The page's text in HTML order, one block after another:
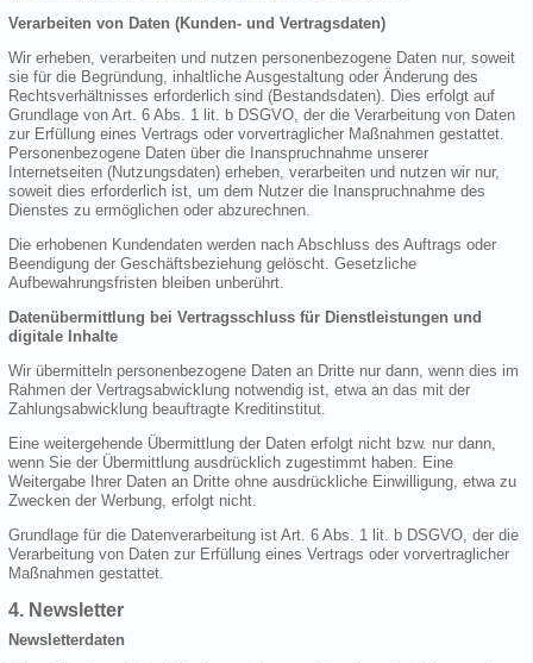
Verarbeiten von Daten (Kunden- und Vertragsdaten)
Wir erheben, verarbeiten und nutzen personenbezogene Daten nur, soweit
sie für die Begründung, inhaltliche Ausgestaltung oder Änderung des
Rechtsverhältnisses erforderlich sind (Bestandsdaten). Dies erfolgt auf
Grundlage von Art. 6 Abs. 1 lit. b DSGVO, der die Verarbeitung von Daten
zur Erfüllung eines Vertrags oder vorvertraglicher Maßnahmen gestattet.
Personenbezogene Daten über die Inanspruchnahme unserer
Internetseiten (Nutzungsdaten) erheben, verarbeiten und nutzen wir nur,
soweit dies erforderlich ist, um dem Nutzer die Inanspruchnahme des
Dienstes zu ermöglichen oder abzurechnen.
Die erhobenen Kundendaten werden nach Abschluss des Auftrags oder
Beendigung der Geschäftsbeziehung gelöscht. Gesetzliche
Aufbewahrungsfristen bleiben unberührt.
Datenübermittlung bei Vertragsschluss für Dienstleistungen und
digitale Inhalte
Wir übermitteln personenbezogene Daten an Dritte nur dann, wenn dies im
Rahmen der Vertragsabwicklung notwendig ist, etwa an das mit der
Zahlungsabwicklung beauftragte Kreditinstitut.
Eine weitergehende Übermittlung der Daten erfolgt nicht bzw. nur dann,
wenn Sie der Übermittlung ausdrücklich zugestimmt haben. Eine
Weitergabe Ihrer Daten an Dritte ohne ausdrückliche Einwilligung, etwa zu
Zwecken der Werbung, erfolgt nicht.
Grundlage für die Datenverarbeitung ist Art. 6 Abs. 1 lit. b DSGVO, der die
Verarbeitung von Daten zur Erfüllung eines Vertrags oder vorvertraglicher
Maßnahmen gestattet.
4. Newsletter
Newsletterdaten